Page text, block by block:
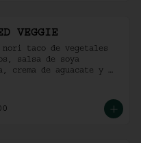
VEGGIE
nori taco de vegetales
salsa de soya
crema de aguacate y